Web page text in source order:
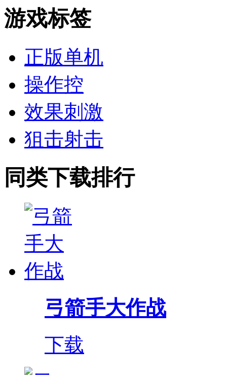
游戏标签
正版单机
操作控
效果刺激
狙击射击
同类下载排行
弓箭手大作战
下载